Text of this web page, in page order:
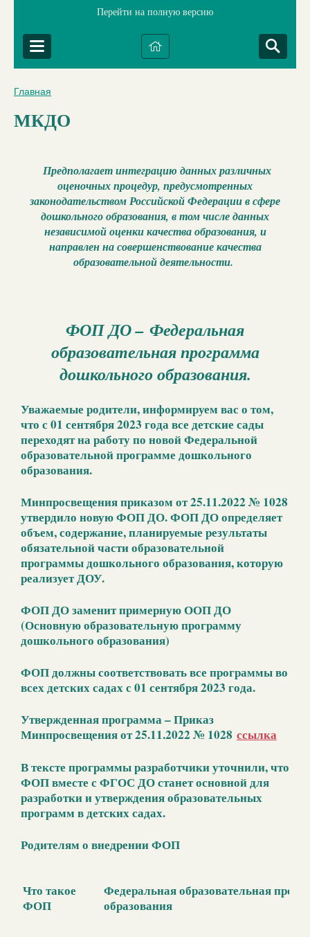
Перейти на полную версию
Главная
МКДО
Предполагает интеграцию данных различных
оценочных процедур, предусмотренных
законодательством Российской Федерации в сфере
дошкольного образования, в том числе данных
независимой оценки качества образования, и
направлен на совершенствование качества
образовательной деятельности.
ФОП ДО – Федеральная
образовательная программа
дошкольного образования.
Уважаемые родители, информируем вас о том,
что с 01 сентября 2023 года все детские сады
переходят на работу по новой Федеральной
образовательной программе дошкольного
образования.
Минпросвещения приказом от 25.11.2022 № 1028
утвердило новую ФОП ДО. ФОП ДО определяет
объем, содержание, планируемые результаты
обязательной части образовательной
программы дошкольного образования, которую
реализует ДОУ.
ФОП ДО заменит примерную ООП ДО
(Основную образовательную программу
дошкольного образования)
ФОП должны соответствовать все программы во
всех детских садах с 01 сентября 2023 года.
Утвержденная программа – Приказ
Минпросвещения от 25.11.2022 № 1028 ссылка
В тексте программы разработчики уточнили, что
ФОП вместе с ФГОС ДО станет основной для
разработки и утверждения образовательных
программ в детских садах.
Родителям о внедрении ФОП
Что такое
ФОП
Федеральная образовательная
образования